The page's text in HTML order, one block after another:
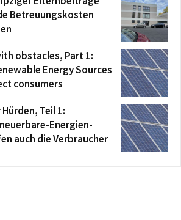
Betreuungskosten
obstacles, Part 1:
Energy Sources
consumers
Teil 1:
Energien-
auch die Verbraucher